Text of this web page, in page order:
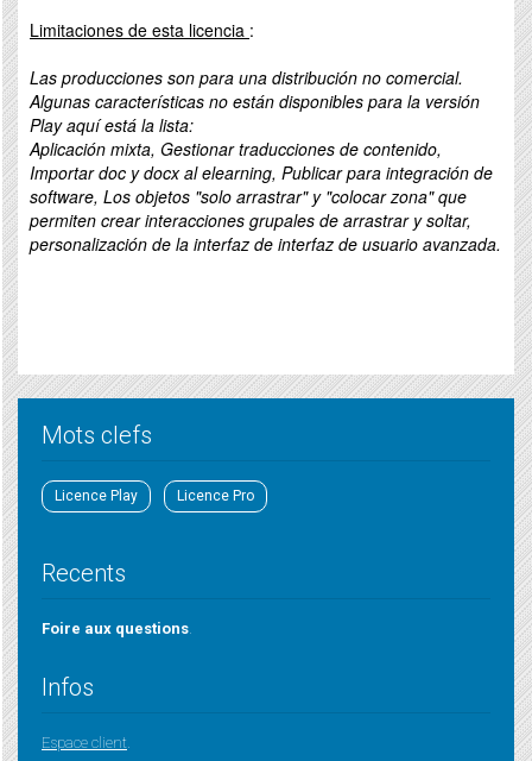
Limitaciones de esta licencia :
Las producciones son para una distribución no comercial.
Algunas características no están disponibles para la versión
Play aquí está la lista:
Aplicación mixta, Gestionar traducciones de contenido,
Importar doc y docx al elearning, Publicar para integración de
software, Los objetos "solo arrastrar" y "colocar zona" que
permiten crear interacciones grupales de arrastrar y soltar,
personalización de la interfaz de interfaz de usuario avanzada.
Mots clefs
Licence Play Licence Pro
Recents
Foire aux questions.
Infos
Espace client.